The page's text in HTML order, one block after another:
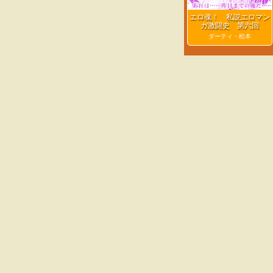
エロ魂！ 私説エロマン
ガ激闘史 第六回
ダーティ・松本